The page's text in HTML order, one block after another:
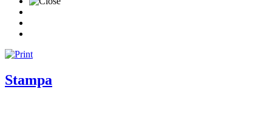
Stampa